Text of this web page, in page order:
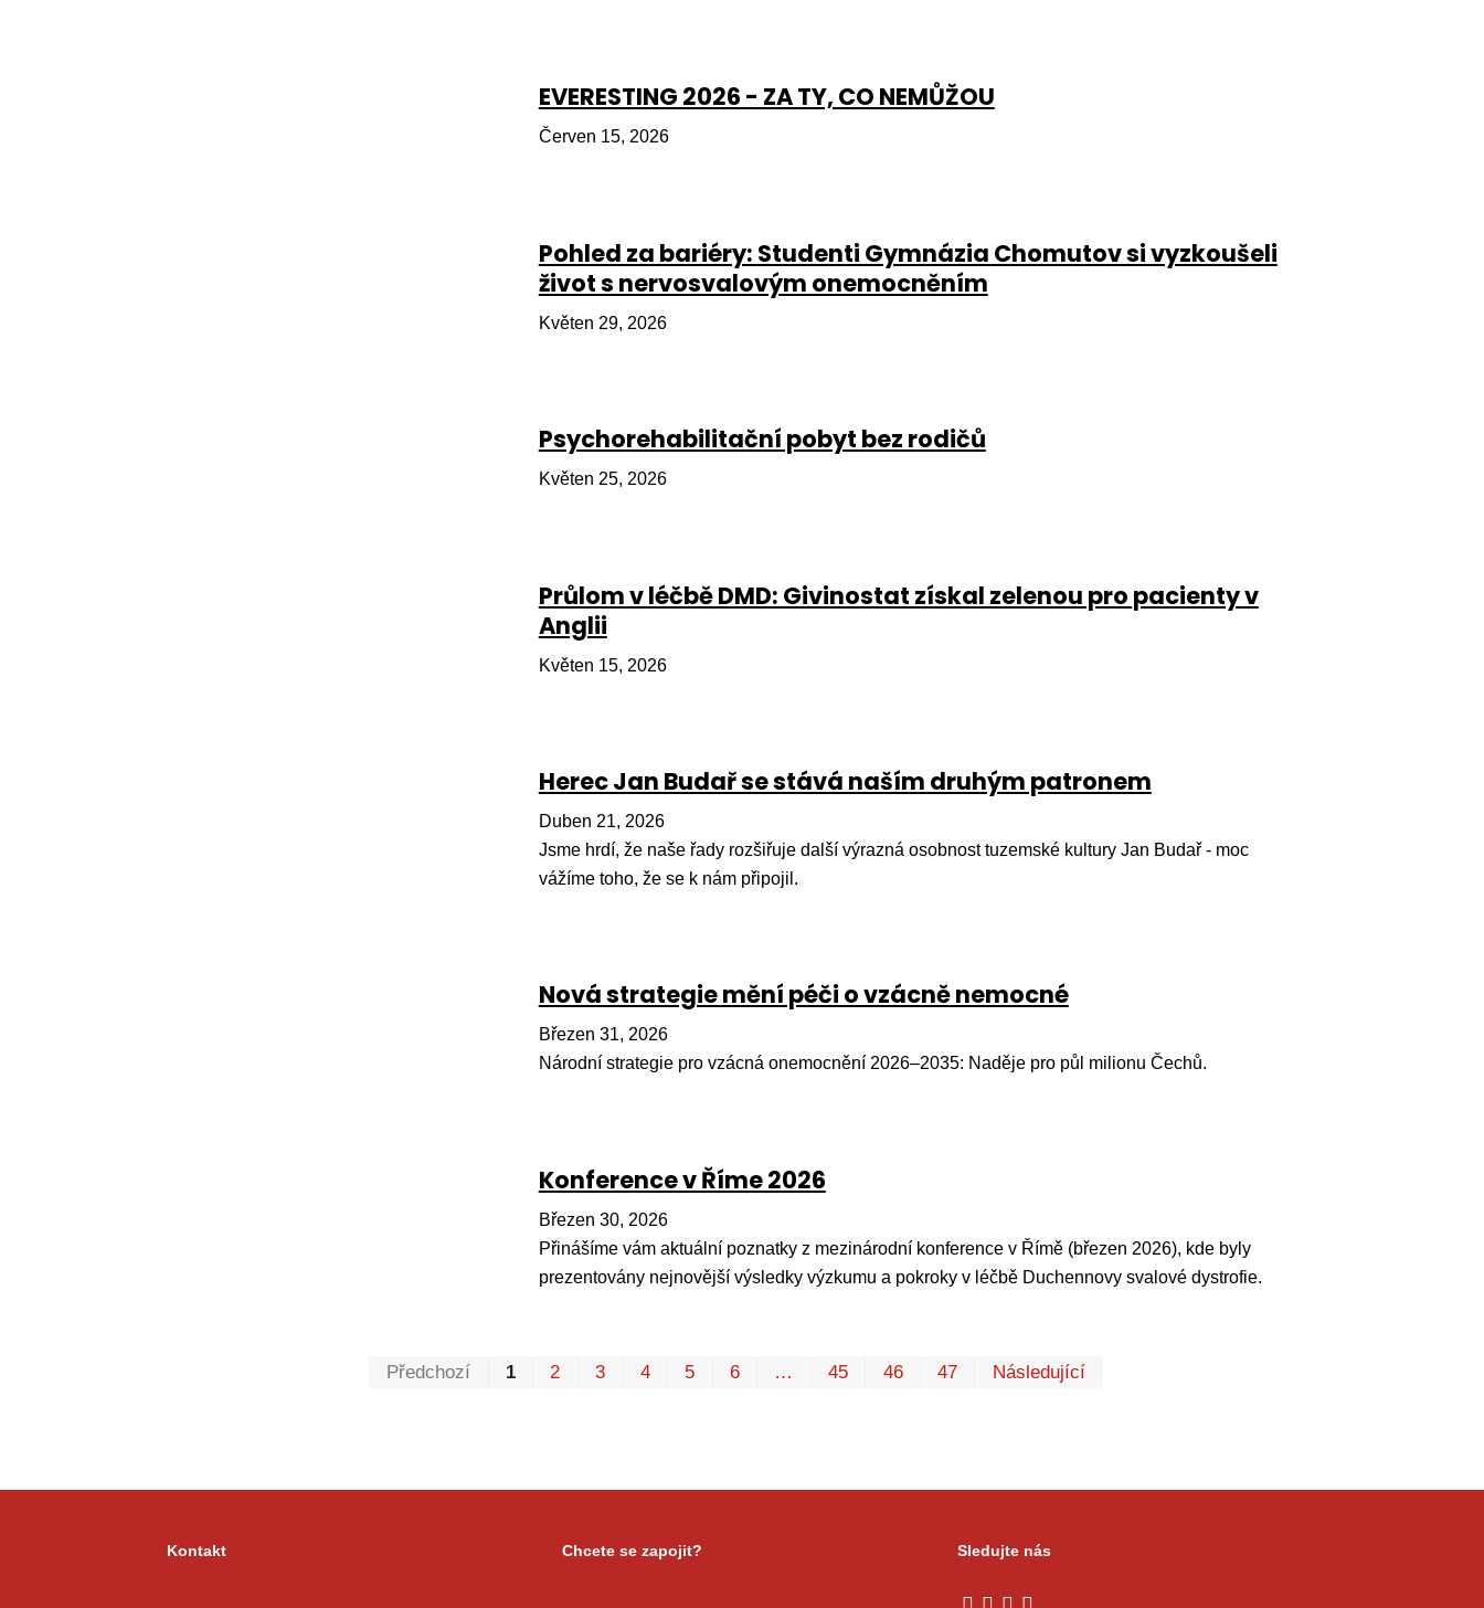
EVERESTING 2026 - ZA TY, CO NEMŮŽOU
Červen 15, 2026
Pohled za bariéry: Studenti Gymnázia Chomutov si vyzkoušeli
život s nervosvalovým onemocněním
Květen 29, 2026
Psychorehabilitační pobyt bez rodičů
Květen 25, 2026
Průlom v léčbě DMD: Givinostat získal zelenou pro pacienty v
Anglii
Květen 15, 2026
Herec Jan Budař se stává naším druhým patronem
Duben 21, 2026
Jsme hrdí, že naše řady rozšiřuje další výrazná osobnost tuzemské kultury Jan Budař - moc
vážíme toho, že se k nám připojil.
Nová strategie mění péči o vzácně nemocné
Březen 31, 2026
Národní strategie pro vzácná onemocnění 2026–2035: Naděje pro půl milionu Čechů.
Konference v Říme 2026
Březen 30, 2026
Přinášíme vám aktuální poznatky z mezinárodní konference v Římě (březen 2026), kde byly
prezentovány nejnovější výsledky výzkumu a pokroky v léčbě Duchennovy svalové dystrofie.
Předchozí 1 2 3 4 5 6 … 45 46 47 Následující
Kontakt Chcete se zapojit? Sledujte nás